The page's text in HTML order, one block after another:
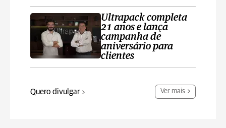
Ultrapack completa
21 anos e lança
campanha de
aniversário para
clientes
Quero divulgar Ver mais